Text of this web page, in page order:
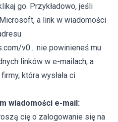
go. Przykładowo, jeśli
a link w wiadomości
v0... nie powinieneś mu
linków w e-mailach, a
która wysłała ci
wiadomości e-mail:
cię o zalogowanie się na